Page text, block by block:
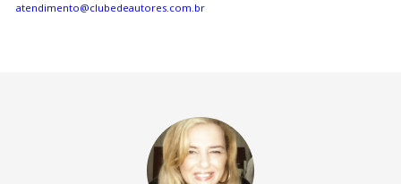
atendimento@clubedeautores.com.br